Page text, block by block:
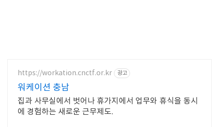
https://workation.cnctf.or.kr 광고
워케이션 충남
집과 사무실에서 벗어나 휴가지에서 업무와 휴식을 동시
에 경험하는 새로운 근무제도.